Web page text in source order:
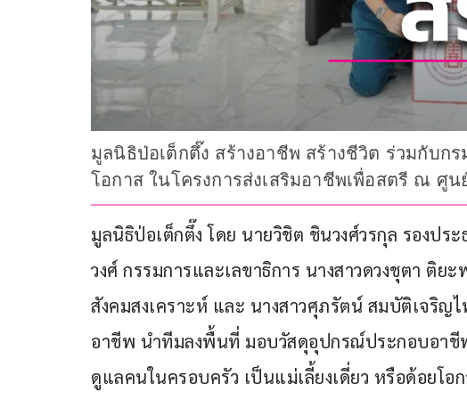
มูลนิธิป่อเต็กตึ๊ง สร้างอาชีพ สร้างชีวิต ร่วมกับ
โอกาส ในโครงการส่งเสริมอาชีพเพื่อสตรี ณ ศู
มูลนิธิป่อเต็กตึ๊ง โดย นายวิชิต ชินวงศ์วรกุล รองปร
วงศ์ กรรมการและเลขาธิการ นางสาวดวงชุตา ติ
สังคมสงเคราะห์ และ นางสาวศุภรัตน์ สมบัติเจริญ
อาชีพ นำทีมลงพื้นที่ มอบวัสดุอุปกรณ์ประกอบอา
ดูแลคนในครอบครัว เป็นแม่เลี้ยงเดี่ยว หรือด้อยโอ